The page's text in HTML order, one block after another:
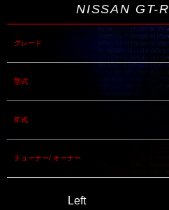
NISSAN GT-R
グレード
型式
年式
チューナー/ オーナー
Left